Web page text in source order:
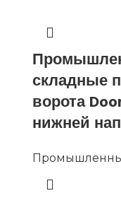
складные
ворота
нижней